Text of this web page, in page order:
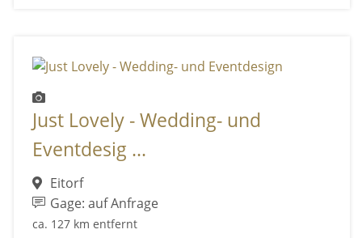
Just Lovely - Wedding- und
Eventdesig ...
Eitorf
Gage: auf Anfrage
ca. 127 km entfernt